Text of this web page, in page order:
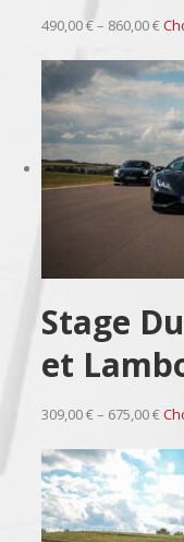
490,00 € – 860,00 €
Stage
et
309,00 € – 675,00 €